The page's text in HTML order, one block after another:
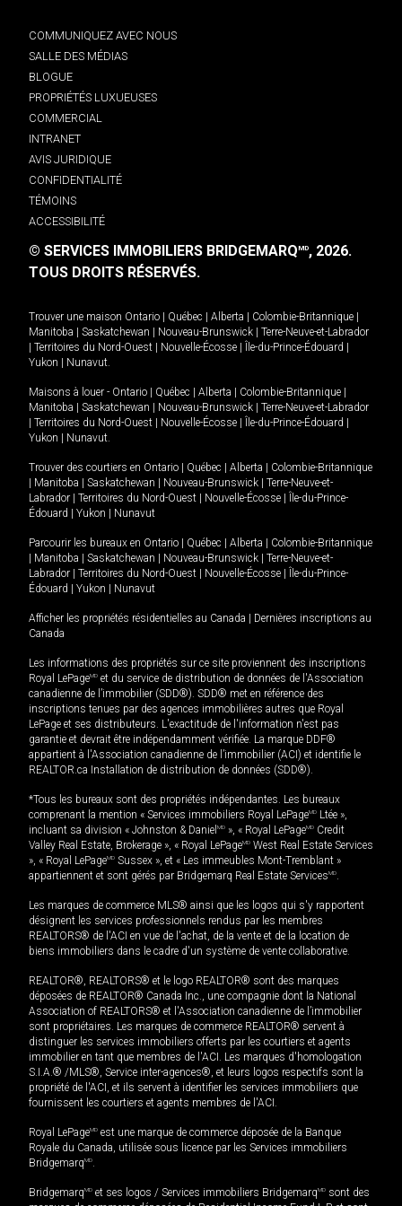
COMMUNIQUEZ AVEC NOUS
SALLE DES MÉDIAS
BLOGUE
PROPRIÉTÉS LUXUEUSES
COMMERCIAL
INTRANET
AVIS JURIDIQUE
CONFIDENTIALITÉ
TÉMOINS
ACCESSIBILITÉ
© SERVICES IMMOBILIERS BRIDGEMARQMD, 2026.
TOUS DROITS RÉSERVÉS.
Trouver une maison Ontario Québec Alberta Colombie-Britannique
Manitoba
Saskatchewan Nouveau-Brunswick
Terre-Neuve-et-Labrador
Territoires du Nord-Ouest Nouvelle-Écosse Île-du-Prince-Édouard
Yukon
Nunavut.
Maisons à louer - Ontario Québec Alberta Colombie-Britannique
Manitoba
Saskatchewan Nouveau-Brunswick
Terre-Neuve-et-Labrador
Territoires du Nord-Ouest Nouvelle-Écosse Île-du-Prince-Édouard
Yukon
Nunavut.
Trouver des courtiers en Ontario Québec Alberta
Colombie-Britannique
Manitoba Saskatchewan Nouveau-Brunswick
Terre-Neuve-et-
Labrador
Territoires du Nord-Ouest Nouvelle-Écosse
Île-du-Prince-
Édouard
Yukon Nunavut
Parcourir les bureaux en Ontario Québec Alberta
Colombie-Britannique
Manitoba Saskatchewan Nouveau-Brunswick
Terre-Neuve-et-
Labrador
Territoires du Nord-Ouest Nouvelle-Écosse
Île-du-Prince-
Édouard
Yukon Nunavut
Afficher les propriétés résidentielles au Canada
Dernières inscriptions au
Canada
Les informations des propriétés sur ce site proviennent des inscriptions
Royal LePageMD et du service de distribution de données de l'Association
canadienne de l’immobilier (SDD®). SDD® met en référence des
inscriptions tenues par des agences immobilières autres que Royal
LePage et ses distributeurs. L'exactitude de l'information n'est pas
garantie et devrait être indépendamment vérifiée. La marque DDF®
appartient à l'Association canadienne de l’immobilier (ACI) et identifie le
REALTOR.ca Installation de distribution de données (SDD®).
*Tous les bureaux sont des propriétés indépendantes. Les bureaux
comprenant la mention « Services immobiliers Royal LePageMD Ltée »,
incluant sa division « Johnston & Daniel MD », « Royal LePageMD Credit
Valley Real Estate, Brokerage », « Royal LePageMD West Real Estate Services
», « Royal LePageMD Sussex », et « Les immeubles Mont-Tremblant »
appartiennent et sont gérés par Bridgemarq Real Estate ServicesMD.
Les marques de commerce MLS® ainsi que les logos qui s'y rapportent
désignent les services professionnels rendus par les membres
REALTORS® de l'ACI en vue de l'achat, de la vente et de la location de
biens immobiliers dans le cadre d'un système de vente collaborative.
REALTOR®, REALTORS® et le logo REALTOR® sont des marques
déposées de REALTOR® Canada Inc., une compagnie dont la National
Association of REALTORS® et l'Association canadienne de l’immobilier
sont propriétaires. Les marques de commerce REALTOR® servent à
distinguer les services immobiliers offerts par les courtiers et agents
immobilier en tant que membres de l'ACI. Les marques d'homologation
S.I.A.® /MLS®, Service inter-agences®, et leurs logos respectifs sont la
propriété de l'ACI, et ils servent à identifier les services immobiliers que
fournissent les courtiers et agents membres de l'ACI.
Royal LePageMD est une marque de commerce déposée de la Banque
Royale du Canada, utilisée sous licence par les Services immobiliers
BridgemarqMD.
BridgemarqMD et ses logos / Services immobiliers BridgemarqMD sont des